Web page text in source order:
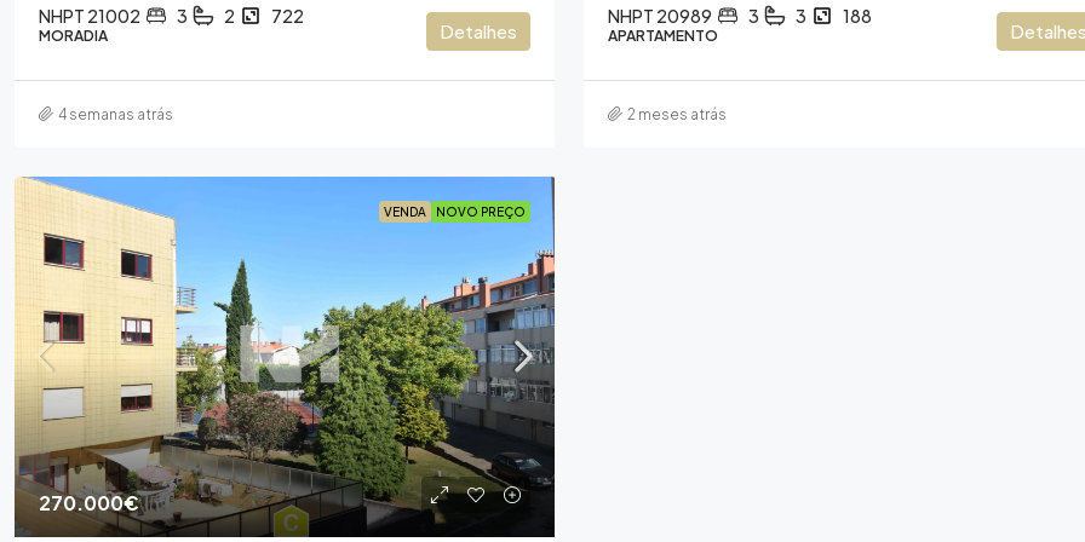
NHPT 21002 3 2 722
MORADIA Detalhes
4 semanas atrás
NHPT 20989 3 3 188
APARTAMENTO Detalhes
2 meses atrás
VENDA NOVO PREÇO
270.000€